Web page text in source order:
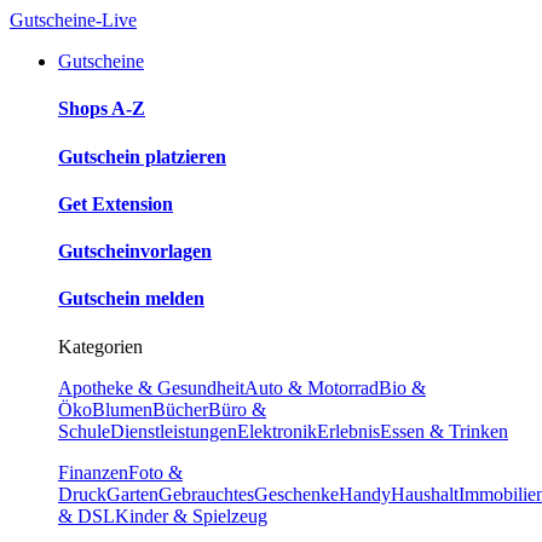
Gutscheine-Live
Gutscheine
Shops A-Z
Gutschein platzieren
Get Extension
Gutscheinvorlagen
Gutschein melden
Kategorien
Apotheke & GesundheitAuto & MotorradBio &
ÖkoBlumenBücherBüro &
SchuleDienstleistungenElektronikErlebnisEssen & Trinken
FinanzenFoto &
DruckGartenGebrauchtesGeschenkeHandyHaushalt
& DSLKinder & Spielzeug